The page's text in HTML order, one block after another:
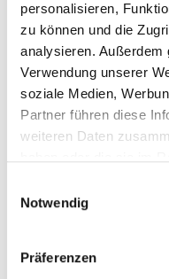
personalisieren,
zu können und die
analysieren. Außerdem
Verwendung unserer
soziale Medien,
Partner führen diese
weiteren Daten
Notwendig
Präferenzen
Für die Montage des
unserePaneltwistec
Montageverbinder
hat eine
nicht zur Aufnahme
DWG